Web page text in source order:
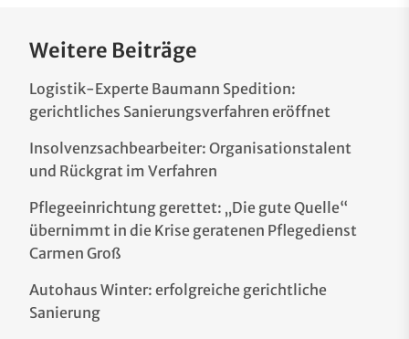
Weitere Beiträge
Logistik-Experte Baumann Spedition:
gerichtliches Sanierungsverfahren eröffnet
Insolvenzsachbearbeiter: Organisationstalent
und Rückgrat im Verfahren
Pflegeeinrichtung gerettet: „Die gute Quelle“
übernimmt in die Krise geratenen Pflegedienst
Carmen Groß
Autohaus Winter: erfolgreiche gerichtliche
Sanierung